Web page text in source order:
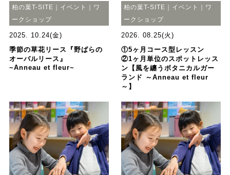
柏の葉T-SITE｜イベント｜ワ
ークショップ
2025. 10.24(金)
季節の草花リース『野ばらの
オーバルリース』
~Anneau et fleur~
柏の葉T-SITE｜イベント｜ワ
ークショップ
2026. 08.25(火)
①5ヶ月コース型レッスン
②1ヶ月単位のスポットレッス
ン【風を纏うボタニカルガー
ランド ～Anneau et fleur
～】